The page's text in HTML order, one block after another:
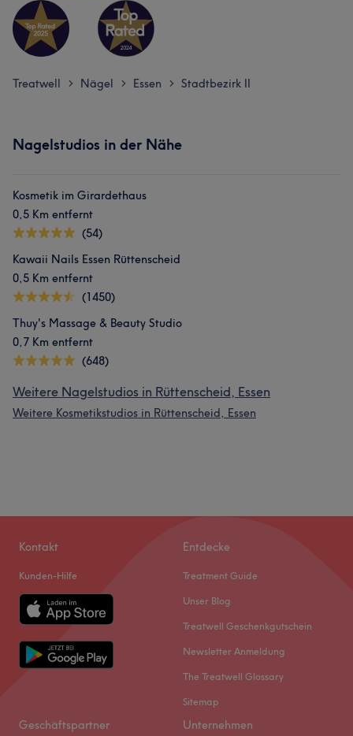
Treatwell > Nägel > Essen > Stadtbezirk II
Nagelstudios in der Nähe
Kosmetik im Girardethaus
0,5 Km entfernt
(54)
Kawaii Nails Essen Rüttenscheid
0,5 Km entfernt
(1450)
Thuy's Massage & Beauty Studio
0,7 Km entfernt
(648)
Weitere Nagelstudios in Rüttenscheid, Essen
Weitere Kosmetikstudios in Rüttenscheid, Essen
Kontakt
Kunden-Hilfe
Entdecke
Treatment Guide
Unser Blog
Treatwell Geschenkgutschein
Newsletter Anmeldung
The Treatwell Glossary
Sitemap
Geschäftspartner Unternehmen